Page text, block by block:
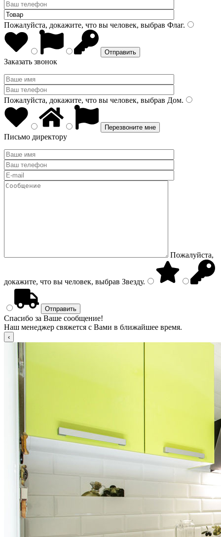
Пожалуйста, докажите, что вы человек, выбрав Флаг.
Заказать звонок
Пожалуйста, докажите, что вы человек, выбрав Дом.
Письмо директору
Пожалуйста,
докажите, что вы человек, выбрав Звезду.
Спасибо за Ваше сообщение!
Наш менеджер свяжется с Вами в ближайшее время.